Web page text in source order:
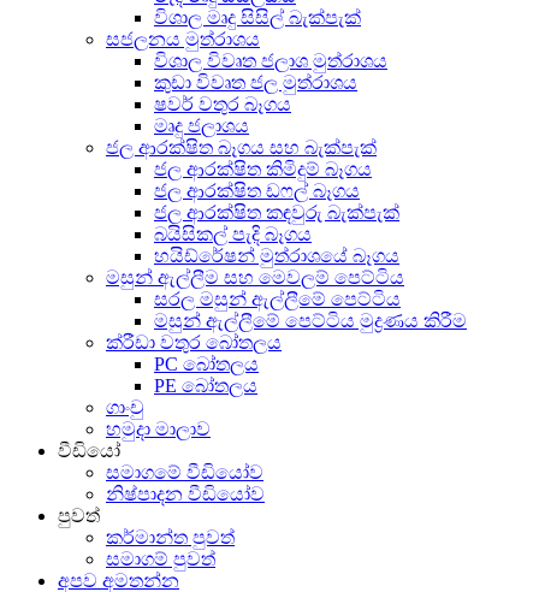
විශාල මෘදු සිසිල් බැක්පැක්
සජලනය මුත්රාශය
විශාල විවෘත ජලාශ මුත්රාශය
කුඩා විවෘත ජල මුත්රාශය
ෂවර් වතුර බෑගය
මෘදු ජලාශය
ජල ආරක්ෂිත බෑගය සහ බැක්පැක්
ජල ආරක්ෂිත කිමිදුම් බෑගය
ජල ආරක්ෂිත ඩෆල් බෑගය
ජල ආරක්ෂිත කඳවුරු බැක්පැක්
බයිසිකල් පැදි බෑගය
හයිඩ්රේෂන් මුත්රාශයේ බෑගය
මසුන් ඇල්ලීම සහ මෙවලම් පෙට්ටිය
සරල මසුන් ඇල්ලීමේ පෙට්ටිය
මසුන් ඇල්ලීමේ පෙට්ටිය මුද්‍රණය කිරීම
ක්රීඩා වතුර බෝතලය
PC බෝතලය
PE බෝතලය
ගාංචු
හමුදා මාලාව
වීඩියෝ
සමාගමේ වීඩියෝව
නිෂ්පාදන වීඩියෝව
පුවත්
කර්මාන්ත පුවත්
සමාගම් පුවත්
අපව අමතන්න